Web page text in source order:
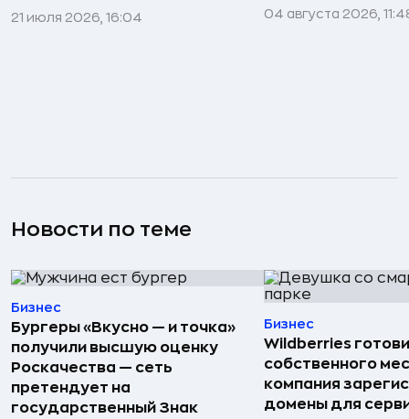
21 июля 2026, 16:04 04 августа 2026,
Новости по теме
Бизнес
Бургеры «Вкусно — и точка»
получили высшую оценку
Роскачества — сеть
претендует на
государственный Знак
Бизнес
Wildberries
собственного
компания
домены для